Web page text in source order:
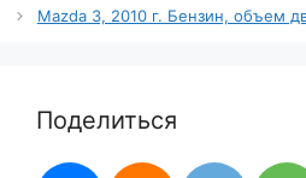
Mazda 3, 2010 г. Бензин, объем
Поделиться